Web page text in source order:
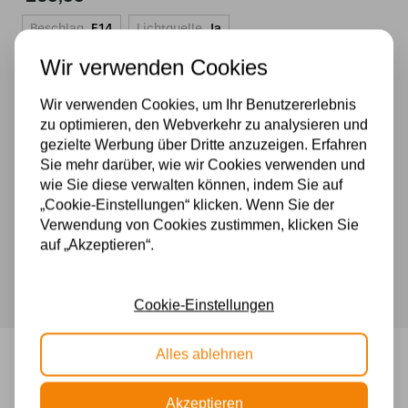
Die Lieferzeit beträgt 1 - 7 Tage
Beschlag E14 Lichtquelle Ja
Tiffany-
Deckenlampe
Dragonfly
1034-
25/96
Menge
500 m2 großes Lampengeschäft in Rijssen
Experten für Lampen seit 70 Jahren
Kostenloser Versand in Deutschland ab 99 €
Kostenlose Lichtquellen inklusive
Tiffany-Deckenlampe Dragonfly
Wir verwenden Cookies
Wir verwenden Cookies, um Ihr Benutzererlebnis
zu optimieren, den Webverkehr zu analysieren und
gezielte Werbung über Dritte anzuzeigen. Erfahren
Sie mehr darüber, wie wir Cookies verwenden und
wie Sie diese verwalten können, indem Sie auf
„Cookie-Einstellungen“ klicken. Wenn Sie der
Verwendung von Cookies zustimmen, klicken Sie
auf „Akzeptieren“.
Cookie-Einstellungen
Alles ablehnen
Akzeptieren